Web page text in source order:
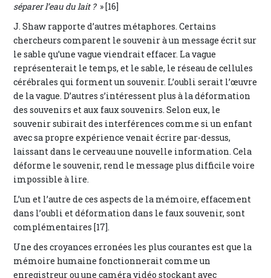
séparer l’eau du lait ? » [16]
J. Shaw rapporte d’autres métaphores. Certains
chercheurs comparent le souvenir à un message écrit sur
le sable qu’une vague viendrait effacer. La vague
représenterait le temps, et le sable, le réseau de cellules
cérébrales qui forment un souvenir. L’oubli serait l’œuvre
de la vague. D’autres s’intéressent plus à la déformation
des souvenirs et aux faux souvenirs. Selon eux, le
souvenir subirait des interférences comme si un enfant
avec sa propre expérience venait écrire par-dessus,
laissant dans le cerveau une nouvelle information. Cela
déforme le souvenir, rend le message plus difficile voire
impossible à lire.
L’un et l’autre de ces aspects de la mémoire, effacement
dans l’oubli et déformation dans le faux souvenir, sont
complémentaires [17].
Une des croyances erronées les plus courantes est que la
mémoire humaine fonctionnerait comme un
enregistreur ou une caméra vidéo stockant avec